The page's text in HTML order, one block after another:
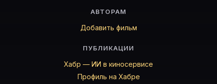
АВТОРАМ
Добавить фильм
ПУБЛИКАЦИИ
Хабр — ИИ в киносервисе
Профиль на Хабре